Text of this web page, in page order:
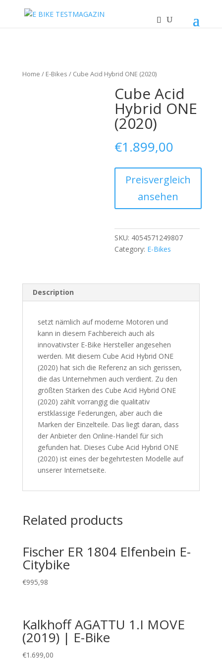
Home / E-Bikes / Cube Acid Hybrid ONE (2020)
Cube Acid
Hybrid ONE
(2020)
€1.899,00
Preisvergleich
ansehen
SKU: 4054571249807
Category: E-Bikes
Description
setzt nämlich auf moderne Motoren und
kann in diesem Fachbereich auch als
innovativster E-Bike Hersteller angesehen
werden. Mit diesem Cube Acid Hybrid ONE
(2020) hat sich die Referenz an sich gerissen,
die das Unternehmen auch verdient. Zu den
größten Stärken des Cube Acid Hybrid ONE
(2020) zählt vorrangig die qualitativ
erstklassige Federungen, aber auch die
Marken der Einzelteile. Das liegt daran, dass
der Anbieter den Online-Handel für sich
gefunden hat. Dieses Cube Acid Hybrid ONE
(2020) ist eines der begehrtesten Modelle auf
unserer Internetseite.
Related products
Fischer ER 1804 Elfenbein E-
Citybike
€995,98
Kalkhoff AGATTU 1.I MOVE
(2019) | E-Bike
€1.699,00